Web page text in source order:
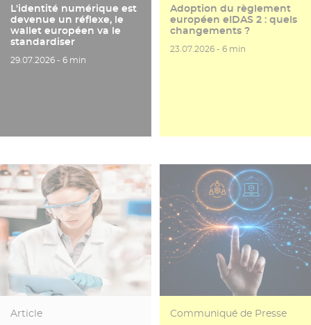
L'identité numérique est
devenue un réflexe, le
wallet européen va le
standardiser
Date de publication
29.07.2026 - Temps de lecture
6 min
Adoption du règlement
européen eIDAS 2 : quels
changements ?
Date de publication
23.07.2026 -Temps de lecture
6 min
Article Communiqué de Presse